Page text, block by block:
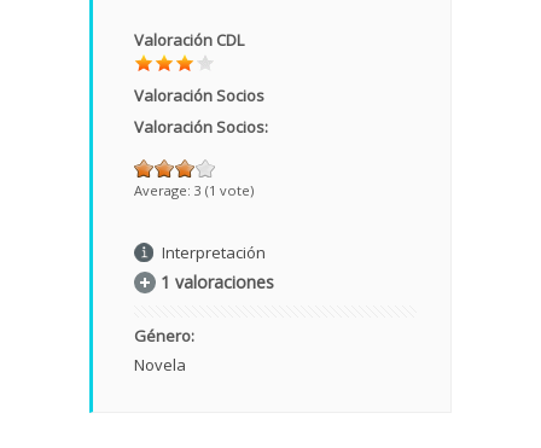
Valoración CDL
Valoración Socios
Valoración Socios:
Average: 3 (1 vote)
Interpretación
1 valoraciones
Género:
Novela